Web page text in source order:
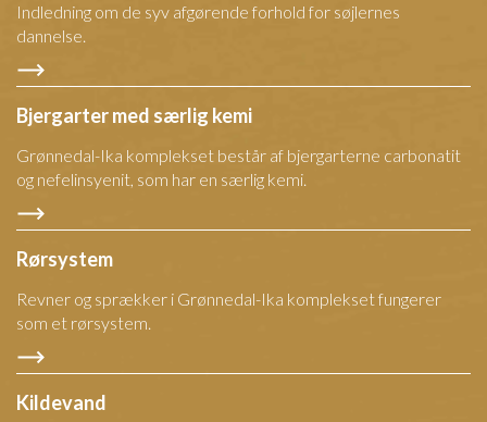
Indledning om de syv afgørende forhold for søjlernes
dannelse.
Bjergarter med særlig kemi
Grønnedal-Ika komplekset består af bjergarterne carbonatit
og nefelinsyenit, som har en særlig kemi.
Rørsystem
Revner og sprækker i Grønnedal-Ika komplekset fungerer
som et rørsystem.
Kildevand